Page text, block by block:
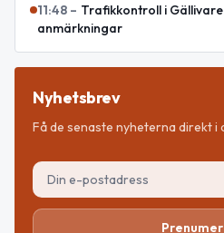
11:48 – Trafikkontroll i
anmärkningar
Nyhetsbrev
Få de senaste nyheterna direkt i